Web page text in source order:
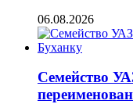
06.08.2026
Семейство